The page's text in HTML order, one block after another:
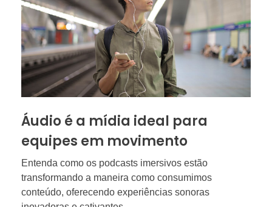
Áudio é a mídia ideal para
equipes em movimento
Entenda como os podcasts imersivos estão
transformando a maneira como consumimos
conteúdo, oferecendo experiências sonoras